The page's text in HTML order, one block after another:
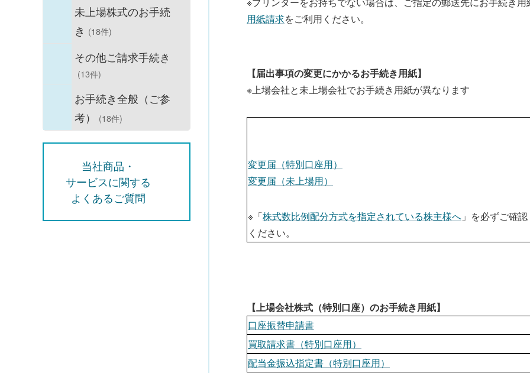
未上場株式のお手続
き (18件)
その他ご請求手続き
(13件)
お手続き全般（ご参
考）
(18件)
当社商品・
サービスに関する
よくあるご質問
用紙請求をご利用ください。
【届出事項の変更にかかるお手続き用紙】
※上場会社と未上場会社でお手続き用紙が異なります
変更届 （特別口座用）
変更届 （未上場用）
※「株式数比例配分方式を指定されている株主様へ 」を必ずご確認
ください。
【上場会社株式（特別口座）のお手続き用紙】
口座振替申請書
買取請求書（特別口座用）
配当金振込指定書（特別口座用）